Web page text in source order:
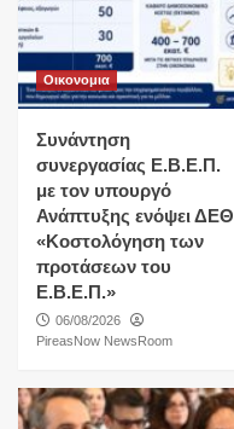
Οικονομια
Συνάντηση
συνεργασίας Ε.Β.Ε.Π.
με τον υπουργό
Ανάπτυξης ενόψει ΔΕΘ
«Κοστολόγηση των
προτάσεων του
Ε.Β.Ε.Π.»
06/08/2026
PireasNow NewsRoom